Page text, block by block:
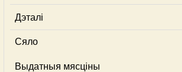
Дэталі
Сяло
Выдатныя мясціны